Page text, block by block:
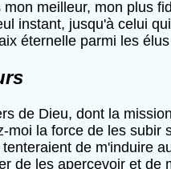
meilleur, mon plus
instant, jusqu'à celui
éternelle parmi les
de Dieu, dont la
la force de les
de m'induire
de les apercevoir et